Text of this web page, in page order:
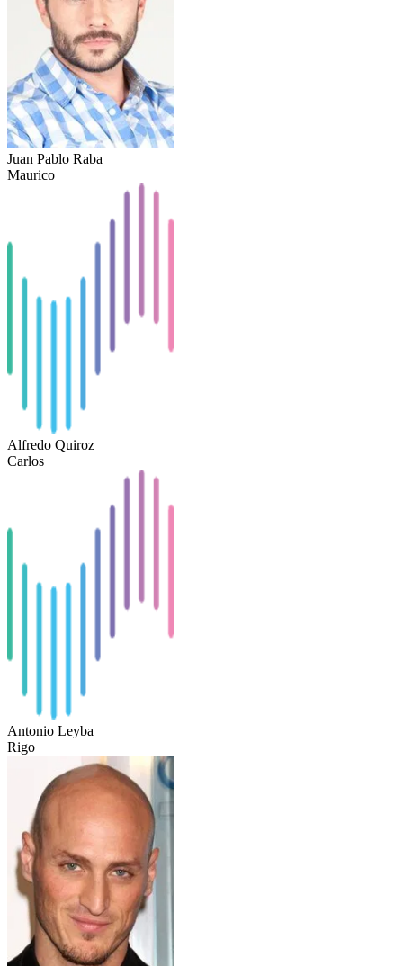
Juan Pablo Raba
Maurico
Alfredo Quiroz
Carlos
Antonio Leyba
Rigo